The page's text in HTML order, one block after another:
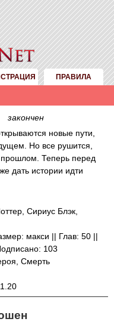
ПРАВИЛА
закончен
новые пути,
Но все рушится,
прошлом. Теперь перед
дать истории идти
Сириус Блэк,
макси || Глав: 50 ||
103
Смерть